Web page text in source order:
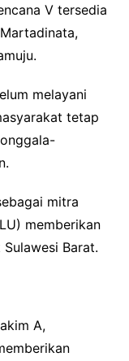
V tersedia
melayani
tetap
mitra
memberikan
Barat.
A,